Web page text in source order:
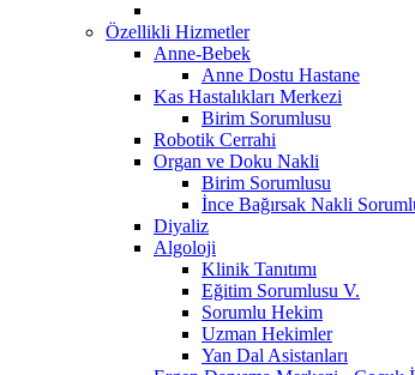
Özellikli Hizmetler
Anne-Bebek
Anne Dostu Hastane
Kas Hastalıkları Merkezi
Birim Sorumlusu
Robotik Cerrahi
Organ ve Doku Nakli
Birim Sorumlusu
İnce Bağırsak Nakli
Diyaliz
Algoloji
Klinik Tanıtımı
Eğitim Sorumlusu V.
Sorumlu Hekim
Uzman Hekimler
Yan Dal Asistanları